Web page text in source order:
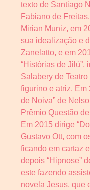
texto de Santiago
Fabiano de
Mirian Muniz, em
sua idealização e
Zanelatto, e em
“Histórias de Jilú”,
Salabery de
figurino e atriz. Em
de Noiva” de
Prêmio Questão
Em 2015 dirige
Gustavo Ott, com
ficando em cartaz
depois “Hipnose”
este fazendo
novela Jesus, que